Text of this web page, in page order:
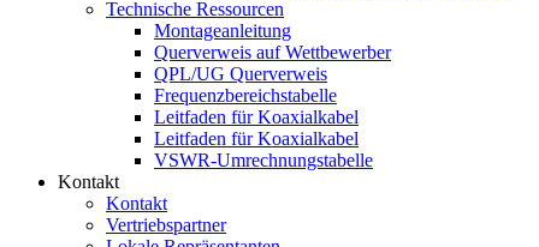
Technische Ressourcen
Montageanleitung
Querverweis auf Wettbewerber
QPL/UG Querverweis
Frequenzbereichstabelle
Leitfaden für Koaxialkabel
Leitfaden für Koaxialkabel
VSWR-Umrechnungstabelle
Kontakt
Kontakt
Vertriebspartner